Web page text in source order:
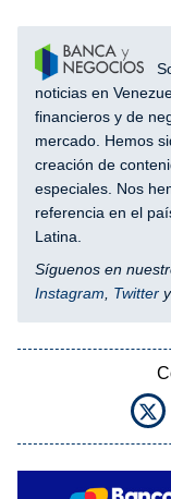
noticias en
financieros y de
mercado. Hemos
creación de
especiales. Nos
referencia en el
Latina.
Síguenos en
Instagram
Twitter y